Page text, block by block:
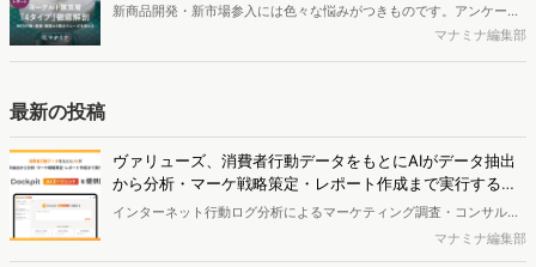
す。※資料は記事内の入力フォームより、ダウンロードいただけま
新商品開発・新市場参入には色々な悩みがつきものです。アンケート
調査を実施しても、購買実態が不透明、新商品の受容性も判断しきれ
ポートとなっています。※本レポートは記事のフォームから無料でダ
ウンロードできます。
マナミナ編集部
最新の投稿
ヴァリューズ、消費者行動データをもとにAIがデータ抽出
から分析・マーケ戦略策定・レポート作成まで実行する
「Dockpit AIエージェント」を提供開始
インターネット行動ログ分析によるマーケティング調査・コンサルテ
ィングサービスを提供する株式会社ヴァリューズは、国内最大規模
250万人のWeb行動ログデータを基盤としたマーケティングリサーチ
マナミナ編集部